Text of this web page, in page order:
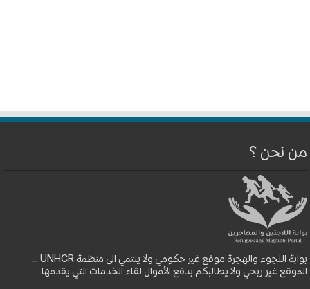
من نحن ؟
بوابة اللجوء والهجرة موقع غير حكومي ولا ينتمي الى منظمة UNHCR ...
الموقع غير ربحي ولا يطالبكم بدفع الأموال لقاء الخدمات التي يقدمها.